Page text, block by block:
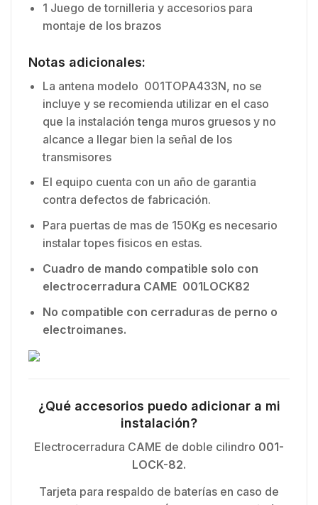
1 Juego de tornilleria y accesorios para
montaje de los brazos
Notas adicionales:
La antena modelo 001TOPA433N, no se
incluye y se recomienda utilizar en el caso
que la instalación tenga muros gruesos y no
alcance a llegar bien la señal de los
transmisores
El equipo cuenta con un año de garantia
contra defectos de fabricación.
Para puertas de mas de 150Kg es necesario
instalar topes fisicos en estas.
Cuadro de mando compatible solo con
electrocerradura CAME 001LOCK82
No compatible con cerraduras de perno o
electroimanes.
¿Qué accesorios puedo adicionar a mi
instalación?
Electrocerradura CAME de doble cilindro 001-
LOCK-82.
Tarjeta para respaldo de baterías en caso de